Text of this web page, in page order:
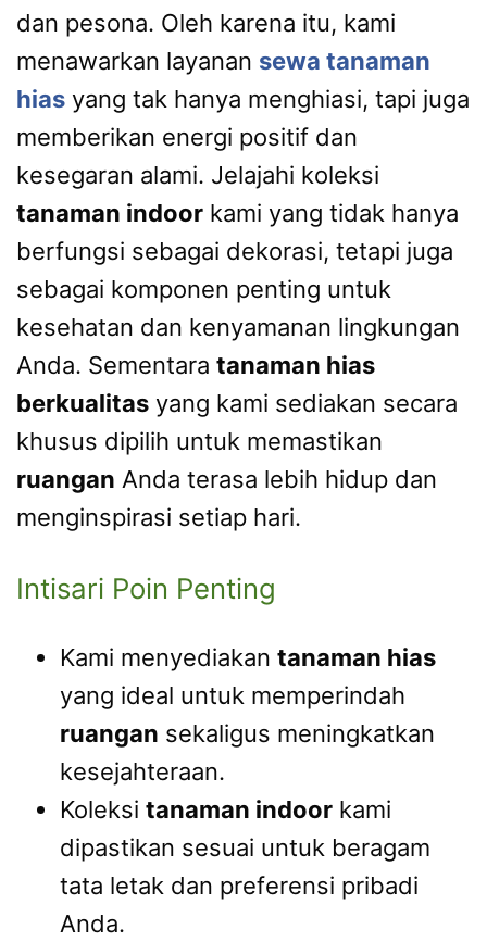
dan pesona. Oleh karena itu, kami
menawarkan layanan sewa tanaman
hias yang tak hanya menghiasi, tapi juga
memberikan energi positif dan
kesegaran alami. Jelajahi koleksi
tanaman indoor kami yang tidak hanya
berfungsi sebagai dekorasi, tetapi juga
sebagai komponen penting untuk
kesehatan dan kenyamanan lingkungan
Anda. Sementara tanaman hias
berkualitas yang kami sediakan secara
khusus dipilih untuk memastikan
ruangan Anda terasa lebih hidup dan
menginspirasi setiap hari.
Intisari Poin Penting
Kami menyediakan tanaman hias
yang ideal untuk memperindah
ruangan sekaligus meningkatkan
kesejahteraan.
Koleksi tanaman indoor kami
dipastikan sesuai untuk beragam
tata letak dan preferensi pribadi
Anda.